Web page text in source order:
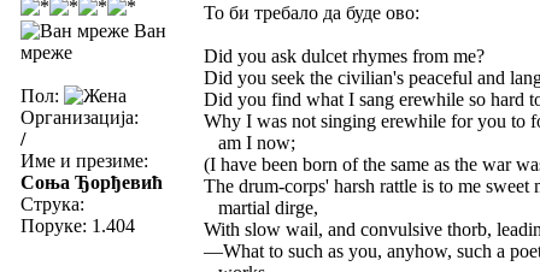
Ван
мреже
Пол:
Организација:
/
Име и презиме:
Соња Ђорђевић
Струка:
Поруке: 1.404
То би требало да буде ово:
Did you ask dulcet rhymes from me?
Did you seek the civilian's peaceful and
Did you find what I sang erewhile so hard
Why I was not singing erewhile for you to
am I now;
(I have been born of the same as the war
The drum-corps' harsh rattle is to me
martial dirge,
With slow wail, and convulsive thorb,
—What to such as you, anyhow, such a